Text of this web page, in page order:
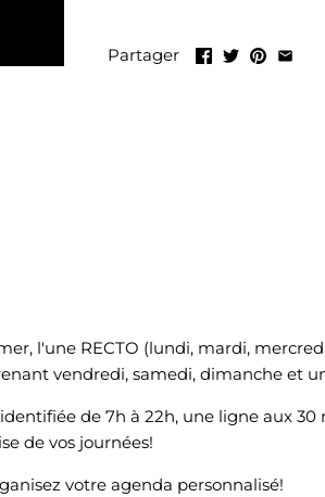
Partager
l'une RECTO (lundi, mardi,
vendredi, samedi, dimanche et
de 7h à 22h, une ligne aux 30
de vos journées!
votre agenda personnalisé!